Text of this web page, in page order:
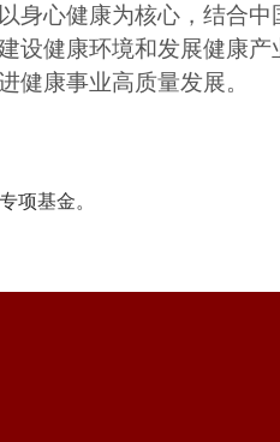
身心健康为核心，结合
设健康环境和发展健康
健康事业高质量发展。
项基金。